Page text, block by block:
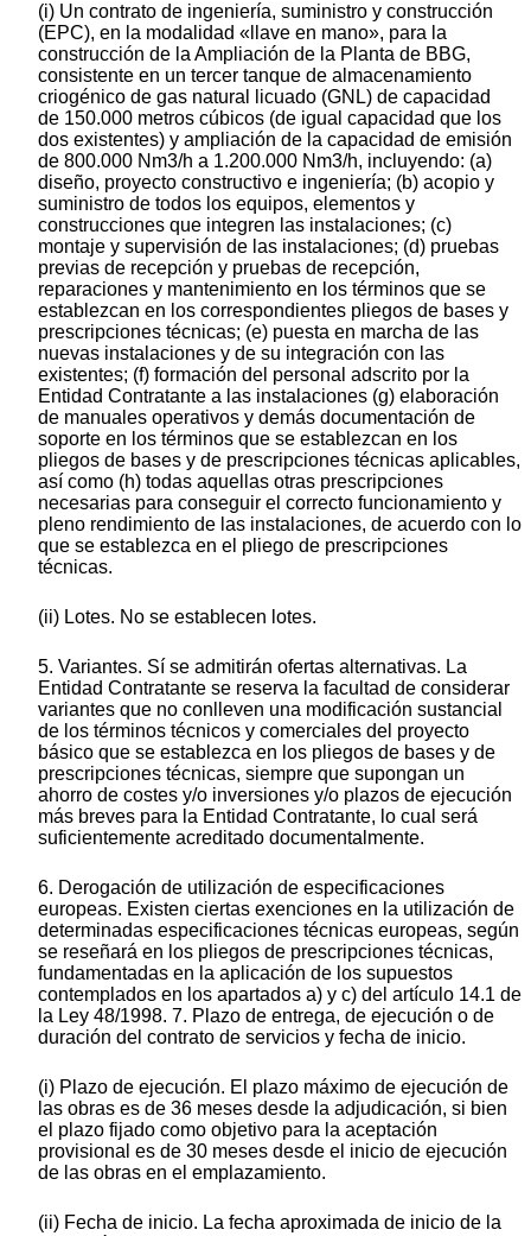
(i) Un contrato de ingeniería, suministro y construcción
(EPC), en la modalidad «llave en mano», para la
construcción de la Ampliación de la Planta de BBG,
consistente en un tercer tanque de almacenamiento
criogénico de gas natural licuado (GNL) de capacidad
de 150.000 metros cúbicos (de igual capacidad que los
dos existentes) y ampliación de la capacidad de emisión
de 800.000 Nm3/h a 1.200.000 Nm3/h, incluyendo: (a)
diseño, proyecto constructivo e ingeniería; (b) acopio y
suministro de todos los equipos, elementos y
construcciones que integren las instalaciones; (c)
montaje y supervisión de las instalaciones; (d) pruebas
previas de recepción y pruebas de recepción,
reparaciones y mantenimiento en los términos que se
establezcan en los correspondientes pliegos de bases y
prescripciones técnicas; (e) puesta en marcha de las
nuevas instalaciones y de su integración con las
existentes; (f) formación del personal adscrito por la
Entidad Contratante a las instalaciones (g) elaboración
de manuales operativos y demás documentación de
soporte en los términos que se establezcan en los
pliegos de bases y de prescripciones técnicas aplicables,
así como (h) todas aquellas otras prescripciones
necesarias para conseguir el correcto funcionamiento y
pleno rendimiento de las instalaciones, de acuerdo con lo
que se establezca en el pliego de prescripciones
técnicas.
(ii) Lotes. No se establecen lotes.
5. Variantes. Sí se admitirán ofertas alternativas. La
Entidad Contratante se reserva la facultad de considerar
variantes que no conlleven una modificación sustancial
de los términos técnicos y comerciales del proyecto
básico que se establezca en los pliegos de bases y de
prescripciones técnicas, siempre que supongan un
ahorro de costes y/o inversiones y/o plazos de ejecución
más breves para la Entidad Contratante, lo cual será
suficientemente acreditado documentalmente.
6. Derogación de utilización de especificaciones
europeas. Existen ciertas exenciones en la utilización de
determinadas especificaciones técnicas europeas, según
se reseñará en los pliegos de prescripciones técnicas,
fundamentadas en la aplicación de los supuestos
contemplados en los apartados a) y c) del artículo 14.1 de
la Ley 48/1998. 7. Plazo de entrega, de ejecución o de
duración del contrato de servicios y fecha de inicio.
(i) Plazo de ejecución. El plazo máximo de ejecución de
las obras es de 36 meses desde la adjudicación, si bien
el plazo fijado como objetivo para la aceptación
provisional es de 30 meses desde el inicio de ejecución
de las obras en el emplazamiento.
(ii) Fecha de inicio. La fecha aproximada de inicio de la